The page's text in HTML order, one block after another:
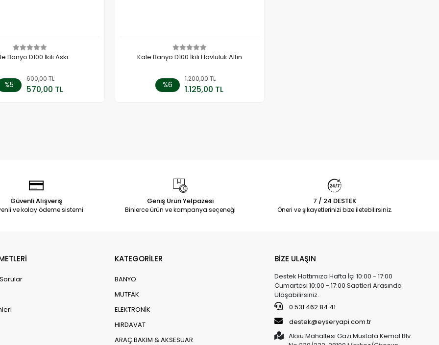
Banyo D100 İkili Askı
%5
600,00 TL
570,00 TL
Sepete Ekle
Kale Banyo D100 İkili Havluluk Altın
%6
1.200,00 TL
1.125,00 TL
Sepete Ekle
Güvenli Alışveriş
ve kolay ödeme sistemi
Geniş Ürün Yelpazesi
Binlerce ürün ve kampanya seçeneği
7 / 24 DESTEK
Öneri ve şikayetlerinizi bize iletebilirsiniz.
KATEGORİLER
BANYO
MUTFAK
ELEKTRONİK
HIRDAVAT
ARAÇ BAKIM & AKSESUAR
BİZE ULAŞIN
Destek Hattımıza Hafta İçi 10:00 - 17:00
Cumartesi 10:00 - 17:00 Saatleri Arasında
Ulaşabilirsiniz.
0 531 462 84 41
destek@eyseryapi.com.tr
Aksu Mahallesi Gazi Mustafa Kemal Blv.